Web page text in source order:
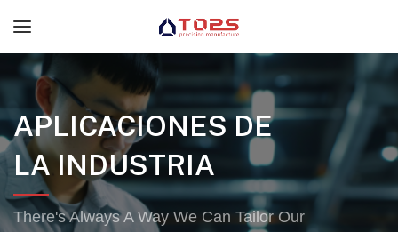
APLICACIONES DE
LA INDUSTRIA
There's Always A Way We Can Tailor Our